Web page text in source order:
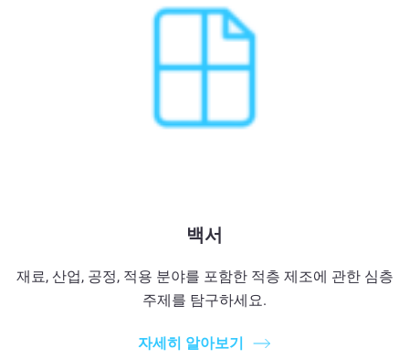
백서
재료, 산업, 공정, 적용 분야를 포함한 적층 제조에 관한 심층
주제를 탐구하세요.
자세히 알아보기